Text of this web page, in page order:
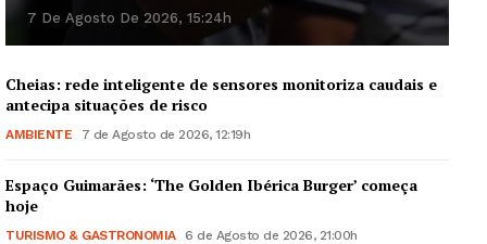
7 De Agosto De 2026, 15:24h
Cheias: rede inteligente de sensores monitoriza caudais e
antecipa situações de risco
AMBIENTE 7 de Agosto de 2026, 12:19h
Espaço Guimarães: ‘The Golden Ibérica Burger’ começa
hoje
TURISMO & GASTRONOMIA 6 de Agosto de 2026, 21:00h